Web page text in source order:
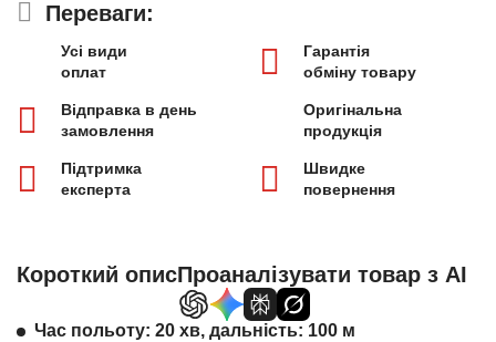
Переваги:
Усі види
оплат
Гарантія
обміну товару
Відправка в день
замовлення
Оригінальна
продукція
Підтримка
експерта
Швидке
повернення
Короткий описПроаналізувати товар з AI
Час польоту: 20 хв, дальність: 100 м